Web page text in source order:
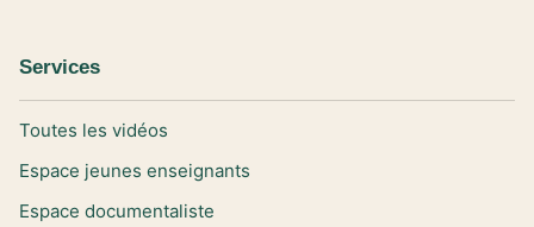
Services
Toutes les vidéos
Espace jeunes enseignants
Espace documentaliste